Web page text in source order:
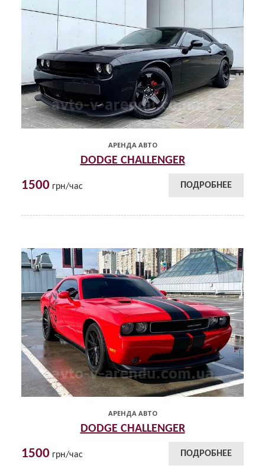
АРЕНДА АВТО
DODGE CHALLENGER
1500 грн/час ПОДРОБНЕЕ
АРЕНДА АВТО
DODGE CHALLENGER
1500 грн/час ПОДРОБНЕЕ